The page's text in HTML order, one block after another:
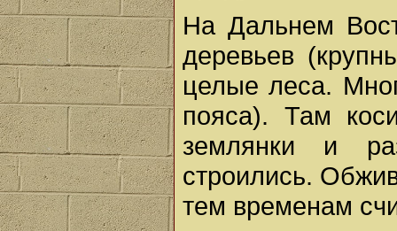
На Дальнем
деревьев
целые леса.
пояса). Там
землянки и
строились.
тем временам